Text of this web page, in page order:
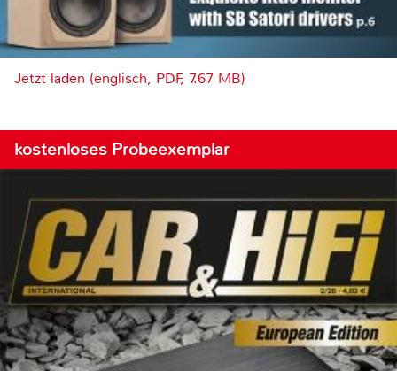
Jetzt laden (englisch, PDF, 7.67 MB)
kostenloses Probeexemplar